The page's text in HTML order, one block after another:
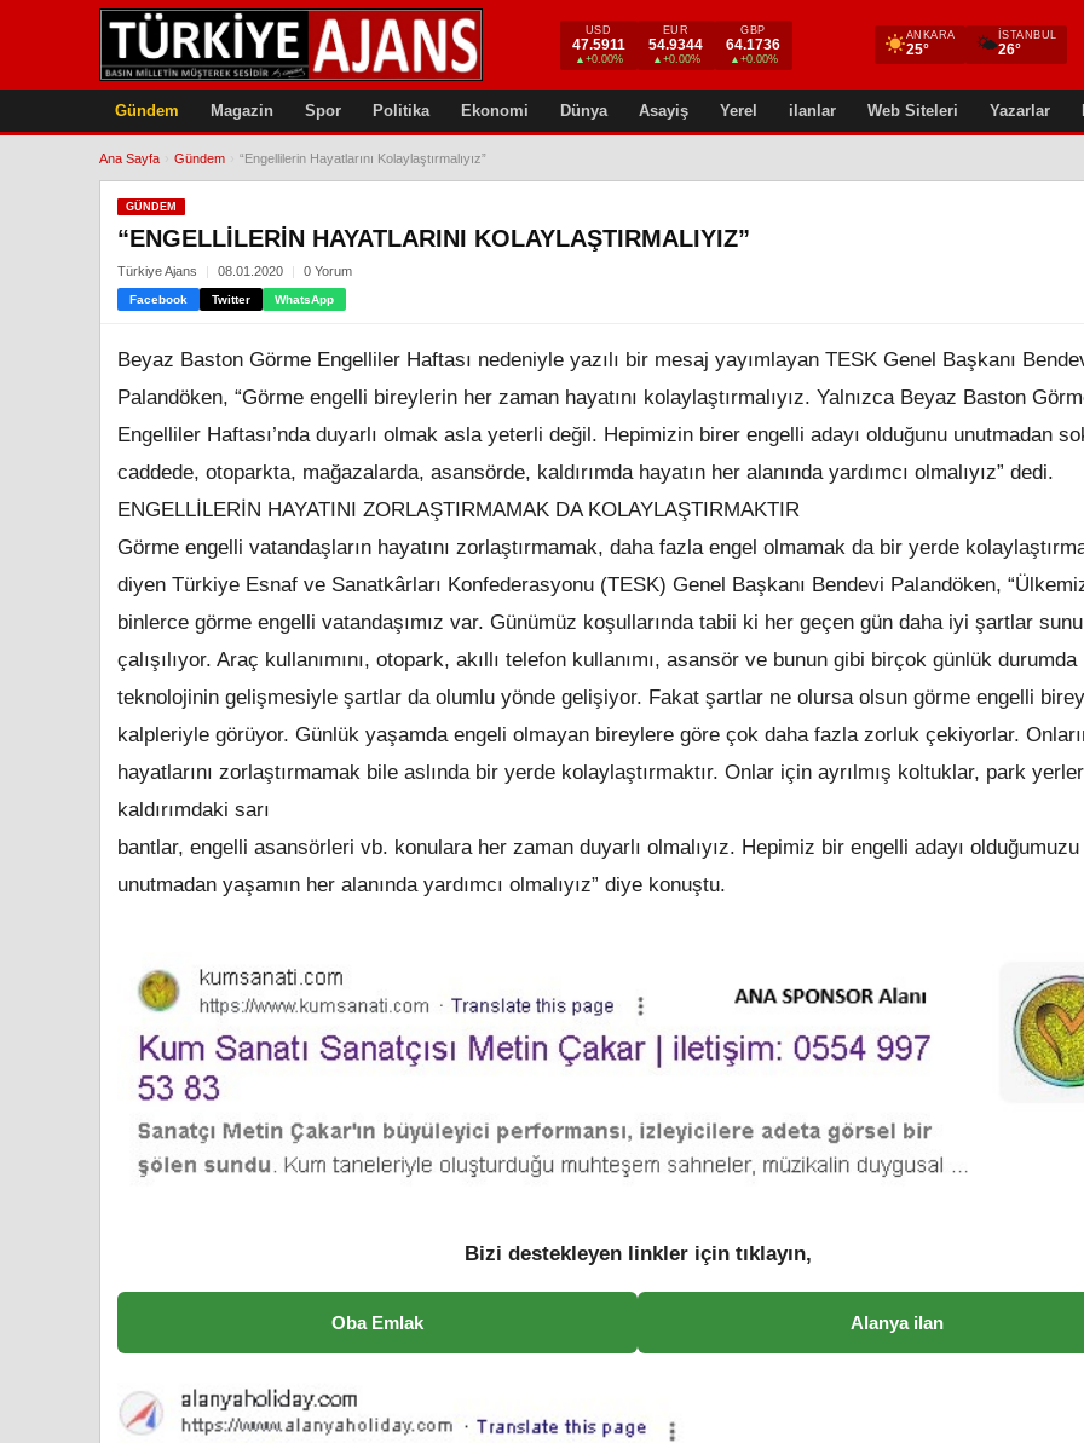
USD
47.5911
▲+0.00%
EUR
54.9344
▲+0.00%
GBP
64.1736
▲+0.00%
ANKARA
25° 🌤 İSTANBUL
26°
Gündem Magazin Spor Politika Ekonomi Dünya Asayiş Yerel ilanlar Web Siteleri Yazarlar
Ana Sayfa Gündem “Engellilerin Hayatlarını Kolaylaştırmalıyız”
GÜNDEM
“ENGELLILERIN HAYATLARINI KOLAYLAŞTIRMALIYIZ”
Türkiye Ajans 08.01.2020 0 Yorum
Facebook Twitter WhatsApp
Beyaz Baston Görme Engelliler Haftası nedeniyle yazılı bir mesaj yayımlayan TESK Genel Başkanı
Palandöken, “Görme engelli bireylerin her zaman hayatını kolaylaştırmalıyız. Yalnızca Beyaz Baston
Engelliler Haftası’nda duyarlı olmak asla yeterli değil. Hepimizin birer engelli adayı olduğunu unutmadan
caddede, otoparkta, mağazalarda, asansörde, kaldırımda hayatın her alanında yardımcı olmalıyız” dedi.
ENGELLİLERİN HAYATINI ZORLAŞTIRMAMAK DA KOLAYLAŞTIRMAKTIR
Görme engelli vatandaşların hayatını zorlaştırmamak, daha fazla engel olmamak da bir yerde
diyen Türkiye Esnaf ve Sanatkârları Konfederasyonu (TESK) Genel Başkanı Bendevi Palandöken,
binlerce görme engelli vatandaşımız var. Günümüz koşullarında tabii ki her geçen gün daha iyi şartlar
çalışılıyor. Araç kullanımını, otopark, akıllı telefon kullanımı, asansör ve bunun gibi birçok günlük durumda
teknolojinin gelişmesiyle şartlar da olumlu yönde gelişiyor. Fakat şartlar ne olursa olsun görme engelli
kalpleriyle görüyor. Günlük yaşamda engeli olmayan bireylere göre çok daha fazla zorluk çekiyorlar.
hayatlarını zorlaştırmamak bile aslında bir yerde kolaylaştırmaktır. Onlar için ayrılmış koltuklar, park
kaldırımdaki sarı
bantlar, engelli asansörleri vb. konulara her zaman duyarlı olmalıyız. Hepimiz bir engelli adayı olduğumuzu
unutmadan yaşamın her alanında yardımcı olmalıyız” diye konuştu.
Bizi destekleyen linkler için tıklayın,
Oba Emlak Alanya ilan